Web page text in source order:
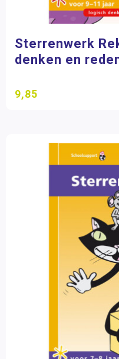
Sterrenwerk
denken en
9,85